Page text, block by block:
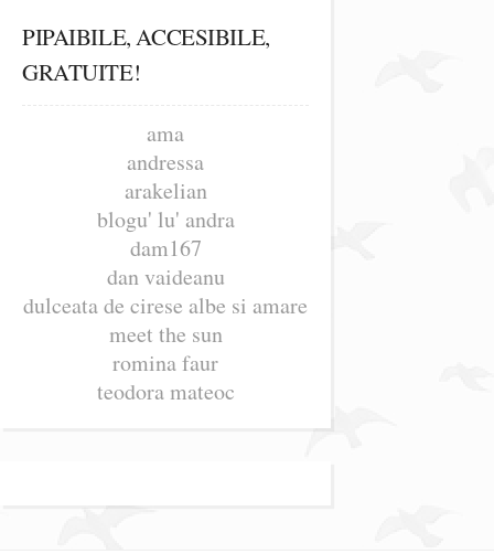
PIPAIBILE, ACCESIBILE,
GRATUITE!
ama
andressa
arakelian
blogu' lu' andra
dam167
dan vaideanu
dulceata de cirese albe si amare
meet the sun
romina faur
teodora mateoc